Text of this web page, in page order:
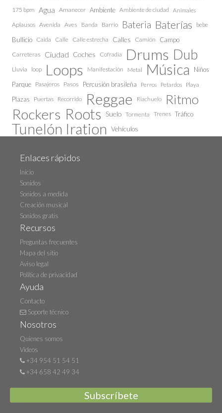
175 bpm Agua Amanecer Ambiente Ambiente de ciudad Animales
Aplausos Avenida Aves Banda Barrio Bateria Baterías bebe
Bullicio Caida Calle Calle estrecha Calles Camión Campo
Carreteras Ciudad Coches Cofradía Drums Dub
Lluvia loop Loops Manifestación Metal Música
Niños
Parque Pasajeros Pasos Percusión brasileña Perros Petardos Playa
Plazas Puertas Recorrido Reggae Riachuelo Ritmo
Rockers Roots Suelo Tormenta Trenes Tráfico
Tunelón Iration Vehículos
Enlaces rápidos
Inicio
Sonidos
Sonidos a medida
Creación musical
Sonidos gratis
Recursos
Preguntas frecuentes
Mapa del sitio
Aviso legal
Política de privacidad
Ayuda
Contacto
Soporte técnico
Nosotros
Quienes somos
Videos
+34 954 51 54 51
+34 658 42 49 34
Subscríbete